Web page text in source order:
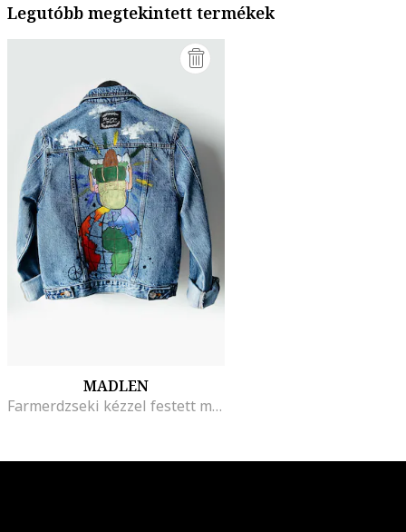
Legutóbb megtekintett termékek
MADLEN
Farmerdzseki kézzel festett mintával, Fehér/Zöld/Sötétkék